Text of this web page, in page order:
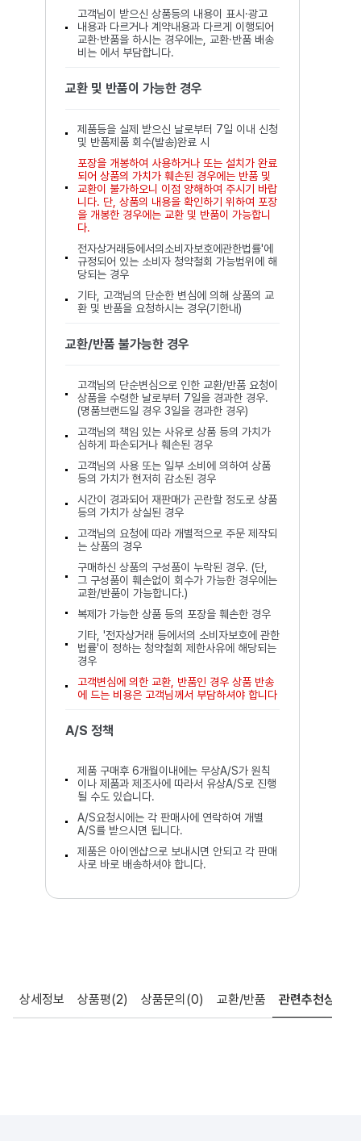
고객님이 받으신 상품등의 내용이 표시·광고
내용과 다르거나 계약내용과 다르게 이행되어
교환·반품을 하시는 경우에는, 교환·반품 배송
비는 에서 부담합니다.
교환 및 반품이 가능한 경우
제품등을 실제 받으신 날로부터 7일 이내 신청
및 반품제품 회수(발송)완료 시
포장을 개봉하여 사용하거나 또는 설치가 완료
되어 상품의 가치가 훼손된 경우에는 반품 및
교환이 불가하오니 이점 양해하여 주시기 바랍
니다. 단, 상품의 내용을 확인하기 위하여 포장
을 개봉한 경우에는 교환 및 반품이 가능합니
다.
전자상거래등에서의소비자보호에관한법률'에
규정되어 있는 소비자 청약철회 가능범위에 해
당되는 경우
기타, 고객님의 단순한 변심에 의해 상품의 교
환 및 반품을 요청하시는 경우(기한내)
교환/반품 불가능한 경우
고객님의 단순변심으로 인한 교환/반품 요청이
상품을 수령한 날로부터 7일을 경과한 경우.
(명품브랜드일 경우 3일을 경과한 경우)
고객님의 책임 있는 사유로 상품 등의 가치가
심하게 파손되거나 훼손된 경우
고객님의 사용 또는 일부 소비에 의하여 상품
등의 가치가 현저히 감소된 경우
시간이 경과되어 재판매가 곤란할 정도로 상품
등의 가치가 상실된 경우
고객님의 요청에 따라 개별적으로 주문 제작되
는 상품의 경우
구매하신 상품의 구성품이 누락된 경우. (단,
그 구성품이 훼손없이 회수가 가능한 경우에는
교환/반품이 가능합니다.)
복제가 가능한 상품 등의 포장을 훼손한 경우
기타, '전자상거래 등에서의 소비자보호에 관한
법률'이 정하는 청약철회 제한사유에 해당되는
경우
고객변심에 의한 교환, 반품인 경우 상품 반송
에 드는 비용은 고객님께서 부담하셔야 합니다
A/S 정책
제품 구매후 6개월이내에는 무상A/S가 원칙
이나 제품과 제조사에 따라서 유상A/S로 진행
될 수도 있습니다.
A/S요청시에는 각 판매사에 연락하여 개별
A/S를 받으시면 됩니다.
제품은 아이엔샵으로 보내시면 안되고 각 판매
사로 바로 배송하셔야 합니다.
상세정보 상품평(2) 상품문의 (0) 교환/반품 관련추천상품